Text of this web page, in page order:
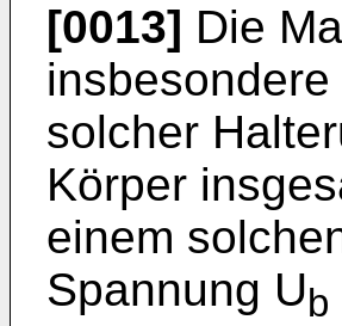
[0013] Die
solcher
Körper
einem
Spannung Ub